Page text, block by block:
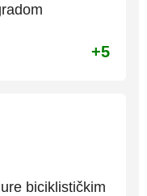
+5
biciklističkim